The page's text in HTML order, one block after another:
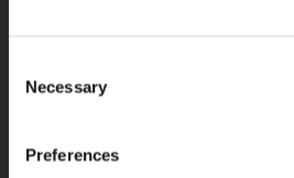
Necessary
Preferences